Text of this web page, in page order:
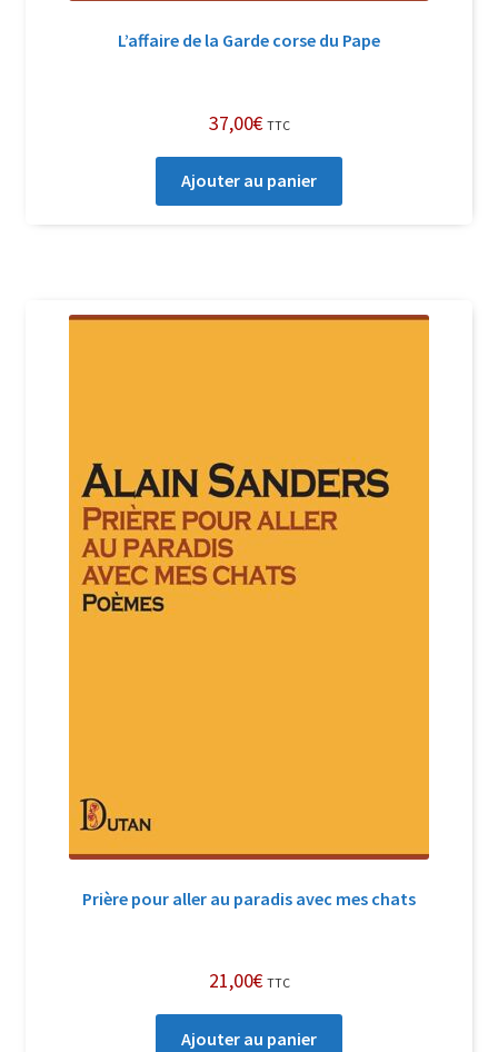
L’affaire de la Garde corse du Pape
37,00€ TTC
Ajouter au panier
Prière pour aller au paradis avec mes chats
21,00€ TTC
Ajouter au panier